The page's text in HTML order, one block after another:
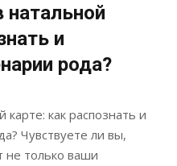
и
рода?
как распознать и
Чувствуете ли вы,
не только ваши